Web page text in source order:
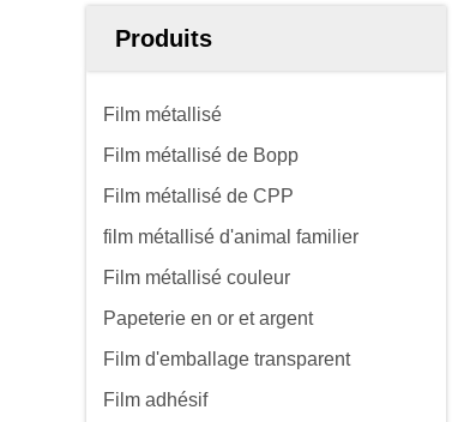
Produits
Film métallisé
Film métallisé de Bopp
Film métallisé de CPP
film métallisé d'animal familier
Film métallisé couleur
Papeterie en or et argent
Film d'emballage transparent
Film adhésif